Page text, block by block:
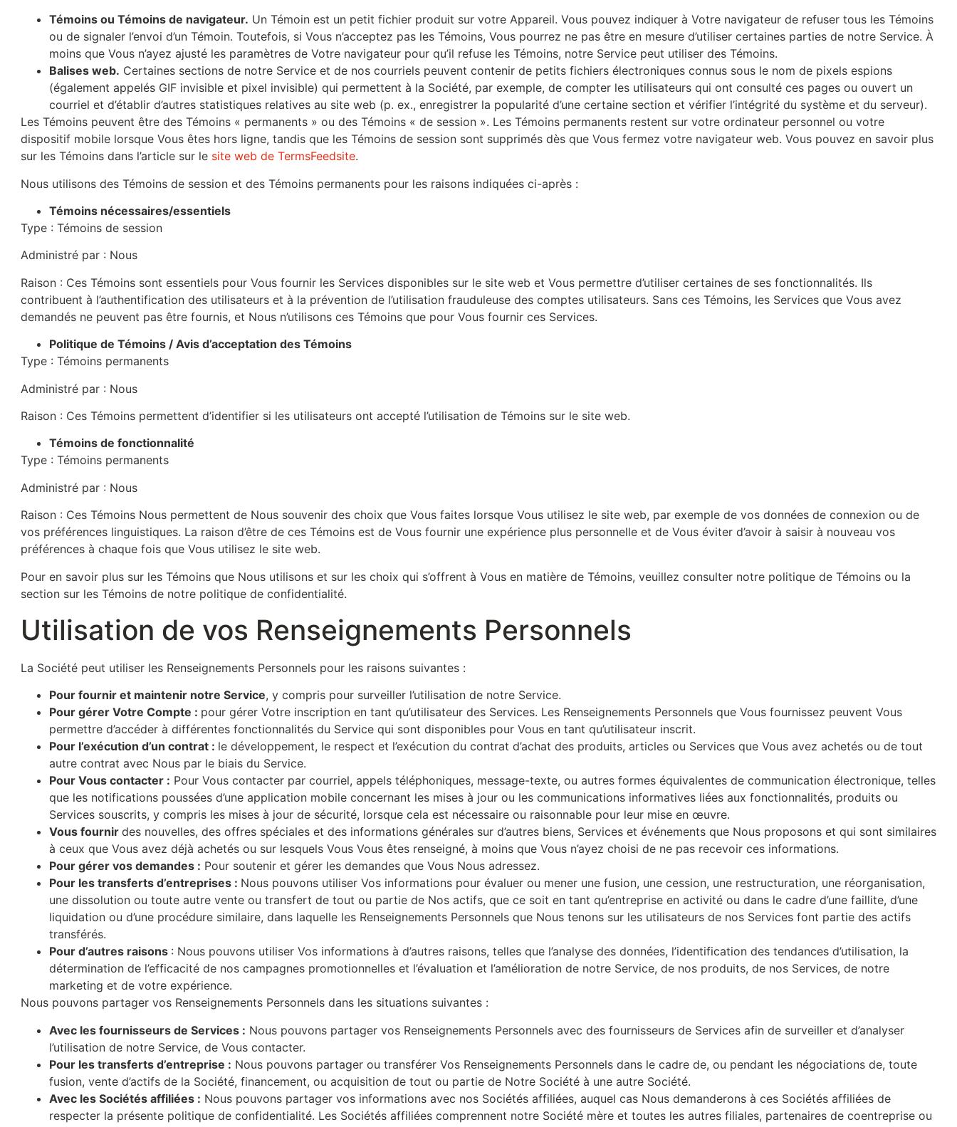
Témoins ou Témoins de navigateur. Un Témoin est un petit fichier produit sur votre Appareil. Vous pouvez indiquer à Votre navigateur de refuser tous les Témoins
ou de signaler l’envoi d’un Témoin. Toutefois, si Vous n’acceptez pas les Témoins, Vous pourrez ne pas être en mesure d’utiliser certaines parties de notre Service. À
moins que Vous n’ayez ajusté les paramètres de Votre navigateur pour qu’il refuse les Témoins, notre Service peut utiliser des Témoins.
Balises web. Certaines sections de notre Service et de nos courriels peuvent contenir de petits fichiers électroniques connus sous le nom de pixels espions
(également appelés GIF invisible et pixel invisible) qui permettent à la Société, par exemple, de compter les utilisateurs qui ont consulté ces pages ou ouvert un
courriel et d’établir d’autres statistiques relatives au site web (p. ex., enregistrer la popularité d’une certaine section et vérifier l’intégrité du système et du serveur).
Les Témoins peuvent être des Témoins « permanents » ou des Témoins « de session ». Les Témoins permanents restent sur votre ordinateur personnel ou votre
dispositif mobile lorsque Vous êtes hors ligne, tandis que les Témoins de session sont supprimés dès que Vous fermez votre navigateur web. Vous pouvez en savoir plus
sur les Témoins dans l’article sur le site web de TermsFeedsite.
Nous utilisons des Témoins de session et des Témoins permanents pour les raisons indiquées ci-après :
Témoins nécessaires/essentiels
Type : Témoins de session
Administré par : Nous
Raison : Ces Témoins sont essentiels pour Vous fournir les Services disponibles sur le site web et Vous permettre d’utiliser certaines de ses fonctionnalités. Ils
contribuent à l’authentification des utilisateurs et à la prévention de l’utilisation frauduleuse des comptes utilisateurs. Sans ces Témoins, les Services que Vous avez
demandés ne peuvent pas être fournis, et Nous n’utilisons ces Témoins que pour Vous fournir ces Services.
Politique de Témoins / Avis d’acceptation des Témoins
Type : Témoins permanents
Administré par : Nous
Raison : Ces Témoins permettent d’identifier si les utilisateurs ont accepté l’utilisation de Témoins sur le site web.
Témoins de fonctionnalité
Type : Témoins permanents
Administré par : Nous
Raison : Ces Témoins Nous permettent de Nous souvenir des choix que Vous faites lorsque Vous utilisez le site web, par exemple de vos données de connexion ou de
vos préférences linguistiques. La raison d’être de ces Témoins est de Vous fournir une expérience plus personnelle et de Vous éviter d’avoir à saisir à nouveau vos
préférences à chaque fois que Vous utilisez le site web.
Pour en savoir plus sur les Témoins que Nous utilisons et sur les choix qui s’offrent à Vous en matière de Témoins, veuillez consulter notre politique de Témoins ou la
section sur les Témoins de notre politique de confidentialité.
Utilisation de vos Renseignements Personnels
La Société peut utiliser les Renseignements Personnels pour les raisons suivantes :
Pour fournir et maintenir notre Service, y compris pour surveiller l’utilisation de notre Service.
Pour gérer Votre Compte : pour gérer Votre inscription en tant qu’utilisateur des Services. Les Renseignements Personnels que Vous fournissez peuvent Vous
permettre d’accéder à différentes fonctionnalités du Service qui sont disponibles pour Vous en tant qu’utilisateur inscrit.
Pour l’exécution d’un contrat : le développement, le respect et l’exécution du contrat d’achat des produits, articles ou Services que Vous avez achetés ou de tout
autre contrat avec Nous par le biais du Service.
Pour Vous contacter : Pour Vous contacter par courriel, appels téléphoniques, message-texte, ou autres formes équivalentes de communication électronique, telles
que les notifications poussées d’une application mobile concernant les mises à jour ou les communications informatives liées aux fonctionnalités, produits ou
Services souscrits, y compris les mises à jour de sécurité, lorsque cela est nécessaire ou raisonnable pour leur mise en œuvre.
Vous fournir des nouvelles, des offres spéciales et des informations générales sur d’autres biens, Services et événements que Nous proposons et qui sont similaires
à ceux que Vous avez déjà achetés ou sur lesquels Vous Vous êtes renseigné, à moins que Vous n’ayez choisi de ne pas recevoir ces informations.
Pour gérer vos demandes : Pour soutenir et gérer les demandes que Vous Nous adressez.
Pour les transferts d’entreprises : Nous pouvons utiliser Vos informations pour évaluer ou mener une fusion, une cession, une restructuration, une réorganisation,
une dissolution ou toute autre vente ou transfert de tout ou partie de Nos actifs, que ce soit en tant qu’entreprise en activité ou dans le cadre d’une faillite, d’une
liquidation ou d’une procédure similaire, dans laquelle les Renseignements Personnels que Nous tenons sur les utilisateurs de nos Services font partie des actifs
transférés.
Pour d’autres raisons : Nous pouvons utiliser Vos informations à d’autres raisons, telles que l’analyse des données, l’identification des tendances d’utilisation, la
détermination de l’efficacité de nos campagnes promotionnelles et l’évaluation et l’amélioration de notre Service, de nos produits, de nos Services, de notre
marketing et de votre expérience.
Nous pouvons partager vos Renseignements Personnels dans les situations suivantes :
Avec les fournisseurs de Services : Nous pouvons partager vos Renseignements Personnels avec des fournisseurs de Services afin de surveiller et d’analyser
l’utilisation de notre Service, de Vous contacter.
Pour les transferts d’entreprise : Nous pouvons partager ou transférer Vos Renseignements Personnels dans le cadre de, ou pendant les négociations de, toute
fusion, vente d’actifs de la Société, financement, ou acquisition de tout ou partie de Notre Société à une autre Société.
Avec les Sociétés affiliées : Nous pouvons partager vos informations avec nos Sociétés affiliées, auquel cas Nous demanderons à ces Sociétés affiliées de
respecter la présente politique de confidentialité. Les Sociétés affiliées comprennent notre Société mère et toutes les autres filiales, partenaires de coentreprise ou